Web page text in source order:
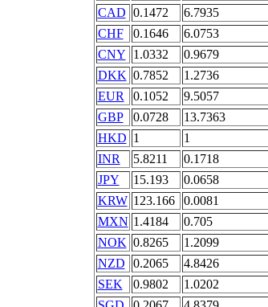
CAD 0.1472
6.7935
CHF
0.1646
6.0753
CNY
1.0332
0.9679
DKK 0.7852
1.2736
EUR
0.1052
9.5057
GBP
0.0728
13.7363
HKD 1
1
INR
5.8211
0.1718
JPY
15.193
0.0658
KRW 123.166
0.0081
MXN 1.4184
0.705
NOK 0.8265
1.2099
NZD
0.2065
4.8426
SEK
0.9802
1.0202